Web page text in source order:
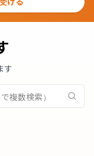
す